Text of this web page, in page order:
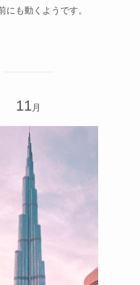
にも動くようです。
11 月